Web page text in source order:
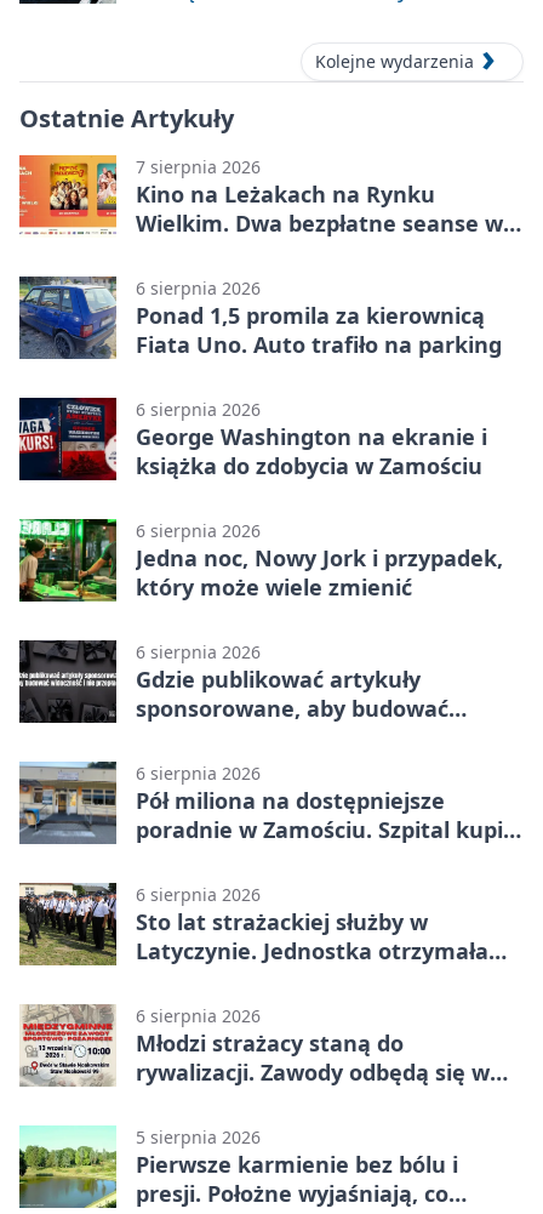
Kolejne wydarzenia
Ostatnie Artykuły
7 sierpnia 2026
Kino na Leżakach na Rynku
Wielkim. Dwa bezpłatne seanse w
6 sierpnia 2026
Ponad 1,5 promila za kierownicą
Fiata Uno. Auto trafiło na parking
6 sierpnia 2026
George Washington na ekranie i
książka do zdobycia w Zamościu
6 sierpnia 2026
Jedna noc, Nowy Jork i przypadek,
który może wiele zmienić
6 sierpnia 2026
Gdzie publikować artykuły
sponsorowane, aby budować
6 sierpnia 2026
Pół miliona na dostępniejsze
poradnie w Zamościu. Szpital kupi
6 sierpnia 2026
Sto lat strażackiej służby w
Latyczynie. Jednostka otrzymała
6 sierpnia 2026
Młodzi strażacy staną do
rywalizacji. Zawody odbędą się w
5 sierpnia 2026
Pierwsze karmienie bez bólu i
presji. Położne wyjaśniają, co